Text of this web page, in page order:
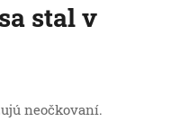
stal v
neočkovaní.